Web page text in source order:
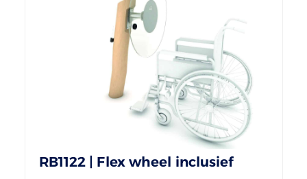
RB1122 | Flex wheel inclusief